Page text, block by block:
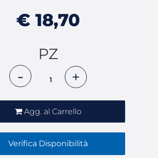
€ 18,70
PZ
Quantità
Agg. al Carrello
Verifica Disponibilità